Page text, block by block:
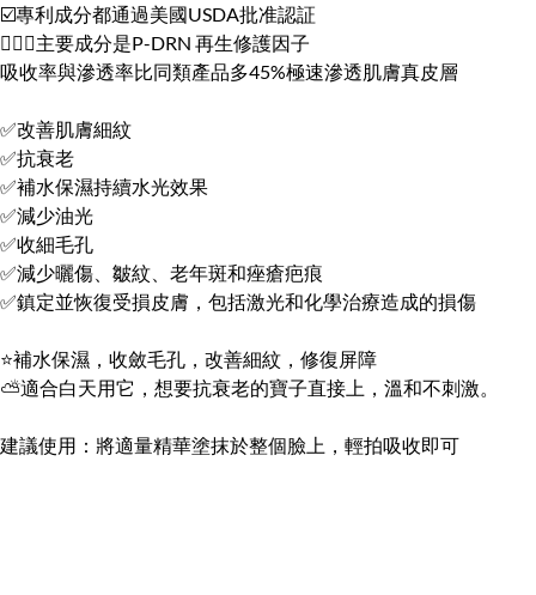
☑️專利成分都通過美國USDA批准認証
💁🏻‍♀️主要成分是P-DRN 再生修護因子
吸收率與滲透率比同類產品多45%極速滲透肌膚真皮層
✅改善肌膚細紋
✅抗衰老
✅補水保濕持續水光效果
✅減少油光
✅收細毛孔
✅減少曬傷、皺紋、老年斑和痤瘡疤痕
✅鎮定並恢復受損皮膚，包括激光和化學治療造成的損傷
⭐補水保濕，收斂毛孔，改善細紋，修復屏障
⛅適合白天用它，想要抗衰老的寶子直接上，溫和不刺激。
建議使用：將適量精華塗抹於整個臉上，輕拍吸收即可